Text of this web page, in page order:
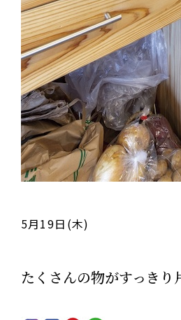
5月19日(木)
たくさんの物がすっき